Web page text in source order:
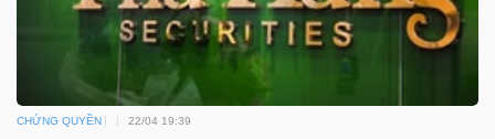
CHỨNG QUYỀN 22/04 19:39
TIỆN